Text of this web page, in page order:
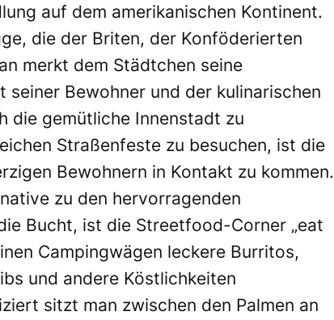
auf dem amerikanischen Kontinent.
die der Briten, der Konföderierten
merkt dem Städtchen seine
seiner Bewohner und der kulinarischen
die gemütliche Innenstadt zu
Straßenfeste zu besuchen, ist die
Bewohnern in Kontakt zu kommen.
zu den hervorragenden
Bucht, ist die Streetfood-Corner „eat
Campingwägen leckere Burritos,
und andere Köstlichkeiten
sitzt man zwischen den Palmen an